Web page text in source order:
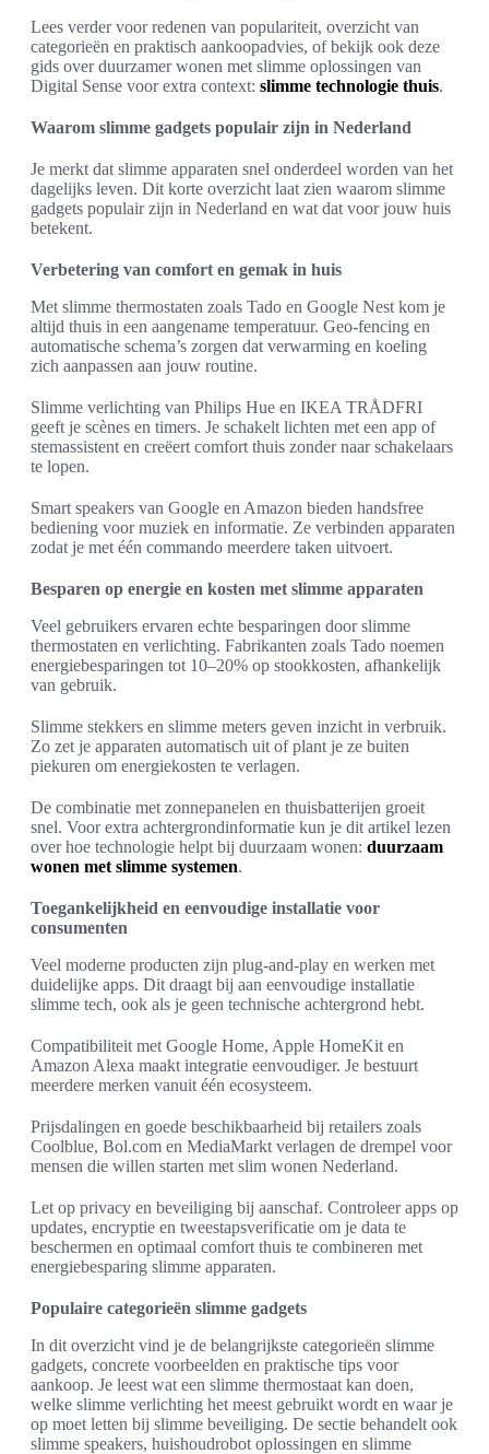
Lees verder voor redenen van populariteit, overzicht van
categorieën en praktisch aankoopadvies, of bekijk ook deze
gids over duurzamer wonen met slimme oplossingen van
Digital Sense voor extra context: slimme technologie thuis.
Waarom slimme gadgets populair zijn in Nederland
Je merkt dat slimme apparaten snel onderdeel worden van het
dagelijks leven. Dit korte overzicht laat zien waarom slimme
gadgets populair zijn in Nederland en wat dat voor jouw huis
betekent.
Verbetering van comfort en gemak in huis
Met slimme thermostaten zoals Tado en Google Nest kom je
altijd thuis in een aangename temperatuur. Geo-fencing en
automatische schema’s zorgen dat verwarming en koeling
zich aanpassen aan jouw routine.
Slimme verlichting van Philips Hue en IKEA TRÅDFRI
geeft je scènes en timers. Je schakelt lichten met een app of
stemassistent en creëert comfort thuis zonder naar schakelaars
te lopen.
Smart speakers van Google en Amazon bieden handsfree
bediening voor muziek en informatie. Ze verbinden apparaten
zodat je met één commando meerdere taken uitvoert.
Besparen op energie en kosten met slimme apparaten
Veel gebruikers ervaren echte besparingen door slimme
thermostaten en verlichting. Fabrikanten zoals Tado noemen
energiebesparingen tot 10–20% op stookkosten, afhankelijk
van gebruik.
Slimme stekkers en slimme meters geven inzicht in verbruik.
Zo zet je apparaten automatisch uit of plant je ze buiten
piekuren om energiekosten te verlagen.
De combinatie met zonnepanelen en thuisbatterijen groeit
snel. Voor extra achtergrondinformatie kun je dit artikel lezen
over hoe technologie helpt bij duurzaam wonen: duurzaam
wonen met slimme systemen.
Toegankelijkheid en eenvoudige installatie voor
consumenten
Veel moderne producten zijn plug-and-play en werken met
duidelijke apps. Dit draagt bij aan eenvoudige installatie
slimme tech, ook als je geen technische achtergrond hebt.
Compatibiliteit met Google Home, Apple HomeKit en
Amazon Alexa maakt integratie eenvoudiger. Je bestuurt
meerdere merken vanuit één ecosysteem.
Prijsdalingen en goede beschikbaarheid bij retailers zoals
Coolblue, Bol.com en MediaMarkt verlagen de drempel voor
mensen die willen starten met slim wonen Nederland.
Let op privacy en beveiliging bij aanschaf. Controleer apps op
updates, encryptie en tweestapsverificatie om je data te
beschermen en optimaal comfort thuis te combineren met
energiebesparing slimme apparaten.
Populaire categorieën slimme gadgets
In dit overzicht vind je de belangrijkste categorieën slimme
gadgets, concrete voorbeelden en praktische tips voor
aankoop. Je leest wat een slimme thermostaat kan doen,
welke slimme verlichting het meest gebruikt wordt en waar je
op moet letten bij slimme beveiliging. De sectie behandelt ook
slimme speakers, huishoudrobot oplossingen en slimme